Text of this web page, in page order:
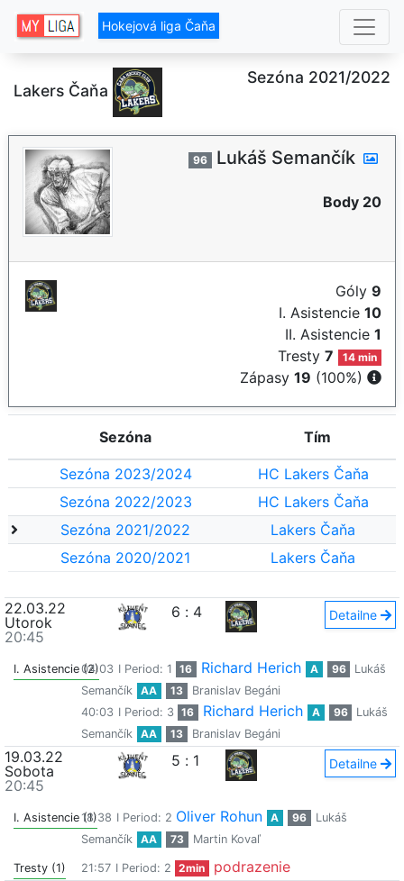
Hokejová liga Čaňa
Lakers Čaňa
Sezóna 2021/2022
96 Lukáš Semančík
Body 20
Góly 9
I. Asistencie 10
II. Asistencie 1
Tresty7 14 min
Zápasy 19 (100%)
Sezóna Tím
Sezóna 2023/2024
HC Lakers Čaňa
Sezóna 2022/2023
HC Lakers Čaňa
Sezóna 2021/2022
Lakers Čaňa
Sezóna 2020/2021
Lakers Čaňa
22.03.22
Utorok
20:45
6 : 4 Detailne
I. Asistencie (2)04:03 I Period: 1 16 Richard Herich A 96
Lukáš
Semančík
AA 13
Branislav Begáni
40:03 I Period: 3 16 Richard Herich A 96
Lukáš
Semančík
AA 13 Branislav Begáni
19.03.22
Sobota
20:45
5 : 1 Detailne
I. Asistencie (1)18:38 I Period: 2 Oliver Rohun A 96
Lukáš
Semančík
AA 73 Martin Kovaľ
Tresty (1) 21:57 I Period: 2 2min
podrazenie